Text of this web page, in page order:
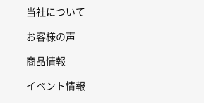
当社について
お客様の声
商品情報
イベント情報